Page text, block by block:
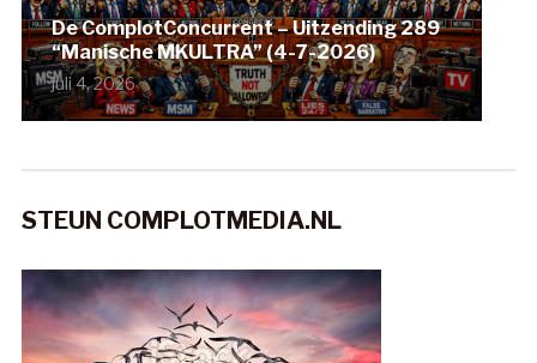
De ComplotConcurrent – Uitzending 289
“Manische MKULTRA” (4-7-2026)
juli 4, 2026
STEUN COMPLOTMEDIA.NL